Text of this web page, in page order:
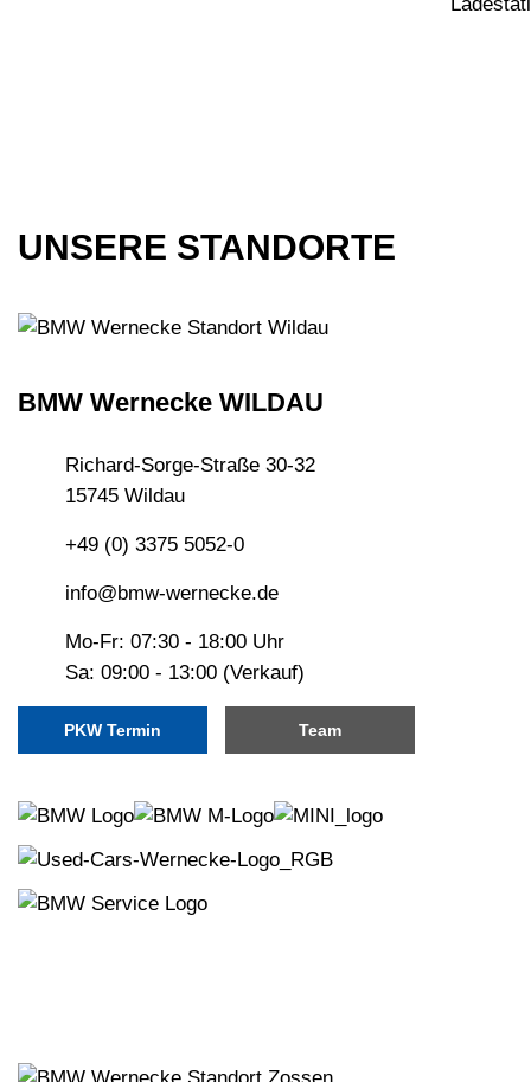
UNSERE STANDORTE
BMW Wernecke WILDAU
Richard-Sorge-Straße 30-32
15745 Wildau
+49 (0) 3375 5052-0
info@bmw-wernecke.de
Mo-Fr: 07:30 - 18:00 Uhr
Sa: 09:00 - 13:00 (Verkauf)
PKW Termin Team